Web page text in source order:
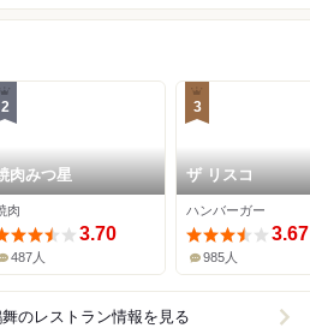
2
肉みつ星
肉
3.70
487人
3
ザ リスコ
ハンバーガー
3.67
985人
のレストラン情報を見る